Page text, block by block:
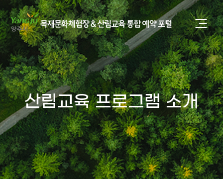
산림교육 프로그램 소개